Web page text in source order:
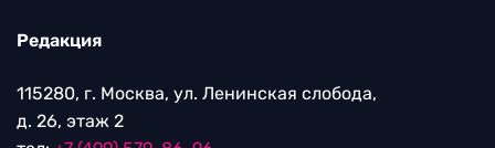
Редакция
115280, г. Москва, ул. Ленинская слобода,
д. 26, этаж 2